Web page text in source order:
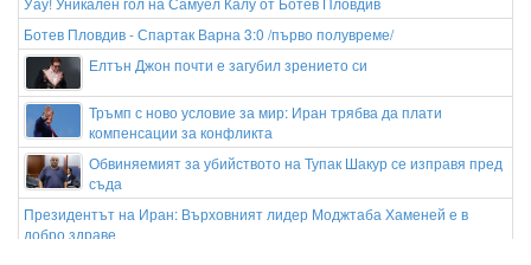
Ботев Пловдив - Спартак Варна 3:0 /първо полувреме/
Елтън Джон почти е загубил зрението си
Тръмп с ново условие за мир: Иран трябва да плати
компенсации за конфликта
Обвиняемият за убийството на Тупак Шакур се изправя пред
съда
Президентът на Иран: Върховният лидер Моджтаба Хаменей е в
добро здраве